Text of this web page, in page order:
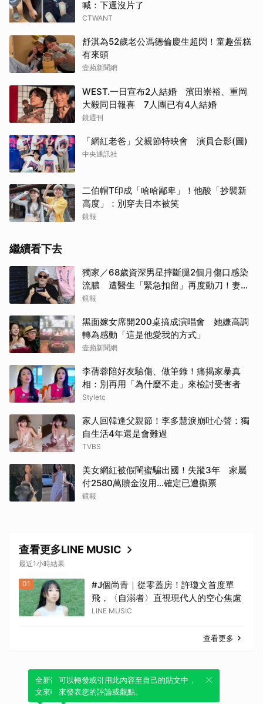
喊：下週沒片了
CTWANT
舒淇為52歲老公馮德倫慶生超閃！童趣蛋糕
有來頭
壹蘋新聞網
WEST.一日宣布2人結婚 濱田崇裕、重岡
大毅同日報喜 7人團已有4人結婚
鏡週刊
「網紅老爸」父親節特映會 演員合影(圖)
中央通訊社
二伯帽T印成「哈哈鄙卑」！他酸「抄襲新
高度」：別穿去日本被笑
鏡報
繼續看下去
獨家／68歲資深男星摔斷腿2個月傷口感染
流膿 遭醫生「緊急扣留」再度動刀！妻心
力交瘁曝現況
鏡報
黑面嫁女席開200桌搞成演唱會 她嫌高調
轉為感動「這是他愛我的方式」
壹蘋新聞網
李蒨蓉陪好友驗傷、做筆錄！痛揭家暴真
相：別再用「為什麼不走」來檢討受害者
Styletc
家人回韓逢父親節！李多慧淚崩吐心聲：獨
自生活4年還是會難過
TVBS
美女網紅被假閨蜜騙出國！失蹤3年 家屬
付2580萬贖金沒用…確定已遭撕票
鏡報
查看更多LINE MUSIC
最近1小時結果
01
#J個尚青｜從零蓋房！許瓊文首度單
飛，〈自溺者〉直視現代人的空心焦慮
LINE MUSIC
查看更多
全新體驗！一鍵引用此內容，透過發布貼
文來輕鬆表達個人立場。
可以轉發或引用此內容至自己的貼文中，
來發表您的評論或觀點。